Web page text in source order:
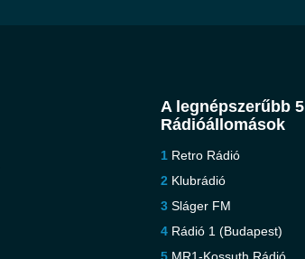
A legnépszerűbb 5
Rádióállomások
Retro Rádió
Klubrádió
Sláger FM
Rádió 1 (Budapest)